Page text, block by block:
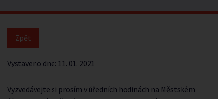
Vystaveno dne: 11. 01. 2021
Vyzvedávejte si prosím v úředních hodinách na Městském